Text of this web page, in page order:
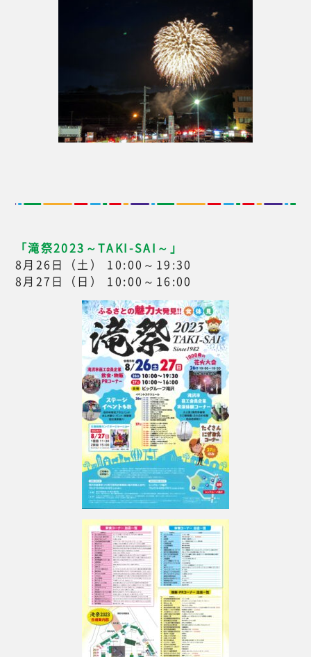
「滝祭2023～TAKI-SAI～」
8月26日（土） 10:00～19:30
8月27日（日） 10:00～16:00